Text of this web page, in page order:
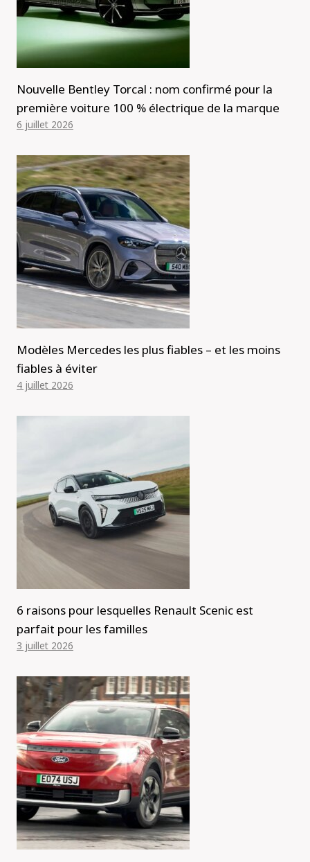
Nouvelle Bentley Torcal : nom confirmé pour la
première voiture 100 % électrique de la marque
6 juillet 2026
Modèles Mercedes les plus fiables – et les moins
fiables à éviter
4 juillet 2026
6 raisons pour lesquelles Renault Scenic est
parfait pour les familles
3 juillet 2026